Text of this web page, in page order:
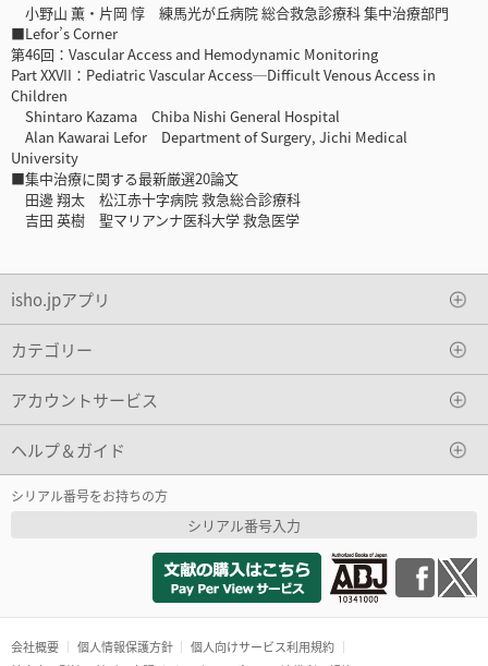
小野山 薫・片岡 惇 練馬光が丘病院 総合救急診療科 集中治療部門
■Lefor’s Corner
第46回：Vascular Access and Hemodynamic Monitoring
Part XXVII：Pediatric Vascular Access─Difficult Venous Access in
Children
Shintaro Kazama Chiba Nishi General Hospital
Alan Kawarai Lefor Department of Surgery, Jichi Medical
University
■集中治療に関する最新厳選20論文
田邊 翔太 松江赤十字病院 救急総合診療科
吉田 英樹 聖マリアンナ医科大学 救急医学
isho.jpアプリ
カテゴリー
アカウントサービス
ヘルプ＆ガイド
シリアル番号をお持ちの方
シリアル番号入力
会社概要 個人情報保護方針
個人向けサービス利用規約